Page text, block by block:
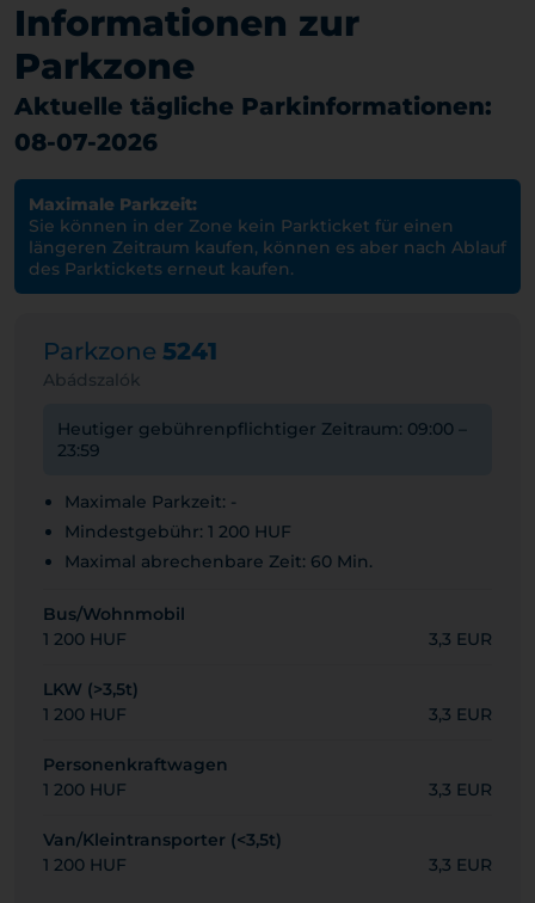
Informationen zur
Parkzone
Aktuelle tägliche Parkinformationen:
08-07-2026
Maximale Parkzeit:
Sie können in der Zone kein Parkticket für einen
längeren Zeitraum kaufen, können es aber nach Ablauf
des Parktickets erneut kaufen.
Parkzone 5241
Abádszalók
Heutiger gebührenpflichtiger Zeitraum: 09:00 –
23:59
Maximale Parkzeit: -
Mindestgebühr: 1 200 HUF
Maximal abrechenbare Zeit: 60 Min.
Bus/Wohnmobil
1 200 HUF
3,3 EUR
LKW (>3,5t)
1 200 HUF
3,3 EUR
Personenkraftwagen
1 200 HUF
3,3 EUR
Van/Kleintransporter (<3,5t)
1 200 HUF
3,3 EUR